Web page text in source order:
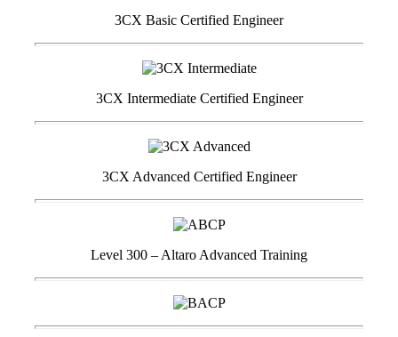
3CX Basic Certified Engineer
3CX Intermediate Certified Engineer
3CX Advanced Certified Engineer
Level 300 – Altaro Advanced Training